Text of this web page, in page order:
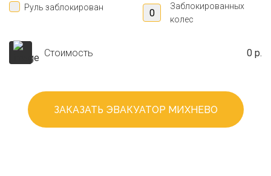
Руль заблокирован
Заблокированных
колес
Стоимость 0 р.
ЗАКАЗАТЬ ЭВАКУАТОР МИХНЕВО